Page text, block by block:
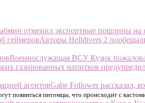
отменил экспортные пошлины на
Авторы Helldivers 2
Военнослужащая ВСУ Кузик
газированных напитков
Gabe Follower рассказал,
появиться питомцы, что происходит с